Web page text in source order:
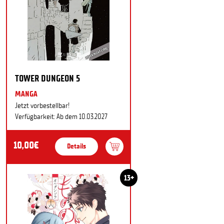
TOWER DUNGEON 5
MANGA
Jetzt vorbestellbar!
Verfügbarkeit: Ab dem 10.03.2027
10,00€ Details
13+